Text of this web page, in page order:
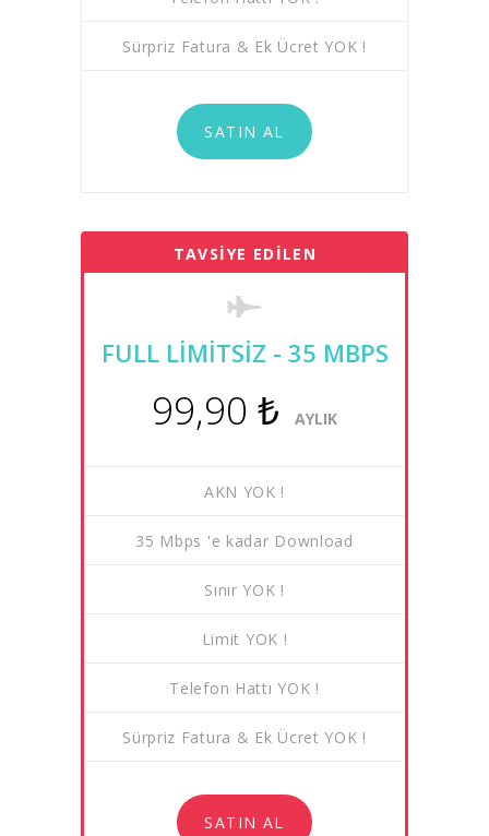
Sürpriz Fatura & Ek Ücret YOK !
SATIN AL
TAVSİYE EDİLEN
FULL LİMİTSİZ - 35 MBPS
99,90 ₺ AYLIK
AKN YOK !
35 Mbps 'e kadar Download
Sınır YOK !
Limit YOK !
Telefon Hattı YOK !
Sürpriz Fatura & Ek Ücret YOK !
SATIN AL